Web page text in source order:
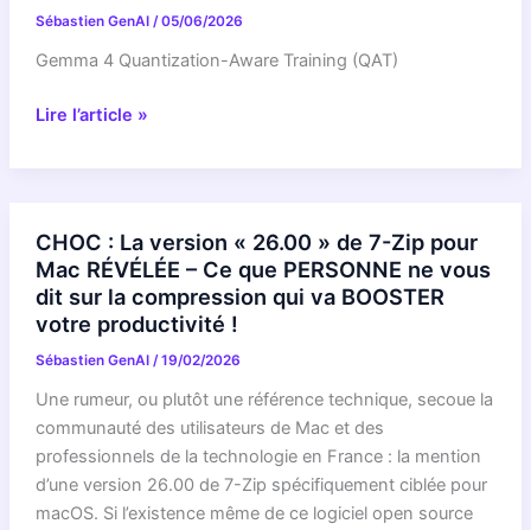
Sébastien GenAI /05/06/2026
Gemma 4 Quantization-Aware Training (QAT)
Gemma
model
compression
for
and
laptop
efficiency
Lire l’article »
CHOC : La version « 26.00 » de 7-Zip pour
Mac RÉVÉLÉE – Ce que PERSONNE ne vous
dit sur la compression qui va BOOSTER
votre productivité !
Sébastien GenAI /19/02/2026
Une rumeur, ou plutôt une référence technique, secoue la
communauté des utilisateurs de Mac et des
professionnels de la technologie en France : la mention
d’une version 26.00 de 7-Zip spécifiquement ciblée pour
macOS. Si l’existence même de ce logiciel open source